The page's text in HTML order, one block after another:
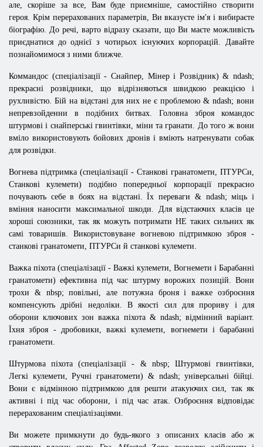
але, скоріше за все, Вам буде приємніше, самостійно створити
героя. Крім перерахованих параметрів, Ви вказуєте ім'я і вибираєте
біографію. До речі, варто відразу сказати, що Ви маєте можливість
приєднатися до однієї з чотирьох існуючих корпорацій. Давайте
познайомимося з ними ближче.
Коммандос (спеціалізації - Снайпер, Мінер і Розвідник) & ndash;
прекрасні розвідники, що відрізняються швидкою реакцією і
рухливістю. Бій на відстані для них не є проблемою & ndash; вони
непревзойденни в подібних битвах. Головна зброя командос
штурмові і снайперські гвинтівки, міни та гранати. До того ж вони
вміло використовують бойових дронів і вміють натренувати собак
для розвідки.
Вогнева підтримка (спеціалізації - Станкові гранатомети, ПТУРСи,
Станкові кулемети) подібно попередньої корпорації прекрасно
почувають себе в боях на відстані. Їх переваги & ndash; міць і
вміння наносити максимальної шкоди. Для відстаючих класів це
хороші союзники, так як можуть потримати НЕ таких сильних як
самі товаришів. Використовуване вогневою підтримкою зброя -
станкові гранатомети, ПТУРСи й станкові кулемети.
Важка піхота (спеціалізації - Важкі кулемети, Вогнемети і Барабанні
гранатомети) ефективна під час штурму ворожих позицій. Вони
трохи & nbsp; повільні, але потужна броня і важке озброєння
компенсують дрібні недоліки. В якості сил для прориву і для
оборони ключових зон важка піхота & ndash; відмінний варіант.
Їхня зброя - дробовики, важкі кулемети, вогнемети і барабанні
гранатомети.
Штурмова піхота (спеціалізації - & nbsp; Штурмові гвинтівки,
Легкі кулемети, Ручні гранатомети) & ndash; універсальні бійці.
Вони є відмінною підтримкою для решти атакуючих сил, так як
активні і під час оборони, і під час атак. Озброєння відповідає
перерахованим спеціалізаціями.
Ви можете примкнути до будь-якого з описаних класів або ж